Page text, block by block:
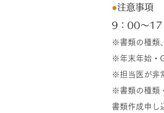
●注意事項
​9：00～17
※書類の種類
※年末年始・
※担当医が非
※書類の種類
書類作成申し